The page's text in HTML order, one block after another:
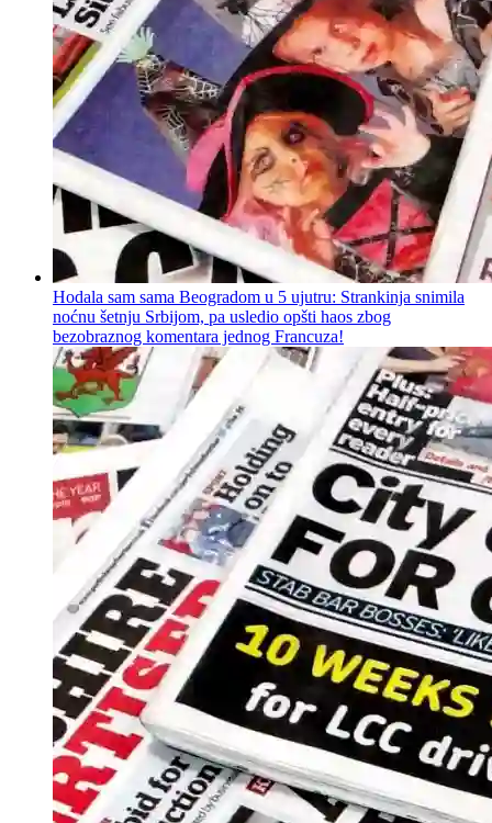
Hodala sam sama Beogradom u 5 ujutru: Strankinja snimila
noćnu šetnju Srbijom, pa usledio opšti haos zbog
bezobraznog komentara jednog Francuza!